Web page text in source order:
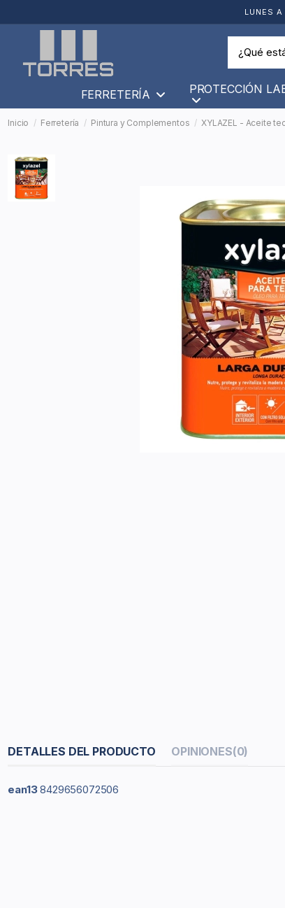
LUNES
FERRETERÍA PROTECCIÓN
Inicio Ferretería Pintura y Complementos XYLAZEL - Aceite
DETALLES DEL PRODUCTO OPINIONES(0)
ean13 8429656072506